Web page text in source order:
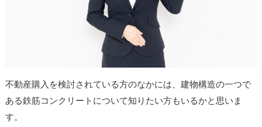
不動産購入を検討されている方のなかには、建物構造の一つで
ある鉄筋コンクリートについて知りたい方もいるかと思いま
す。